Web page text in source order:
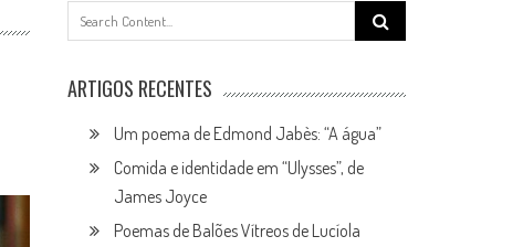
Search
for:
ARTIGOS RECENTES
Um poema de Edmond Jabès: “A água”
Comida e identidade em “Ulysses”, de
James Joyce
Poemas de Balões Vítreos de Lucíola